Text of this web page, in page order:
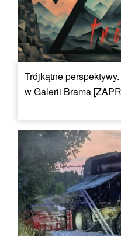
Trójkątne
w Galerii Brama